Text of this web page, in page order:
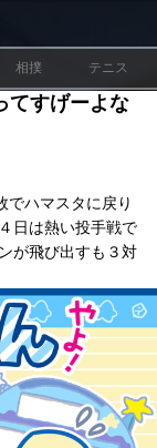
相撲 テニス
てすげーよな
でハマスタに戻り
日は熱い投手戦で
が飛び出すも３対